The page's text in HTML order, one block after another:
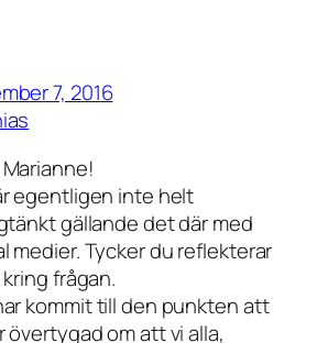
7, 2016
egentligen inte helt
gällande det där med
medier. Tycker du reflekterar
frågan.
kommit till den punkten att
övertygad om att vi alla,